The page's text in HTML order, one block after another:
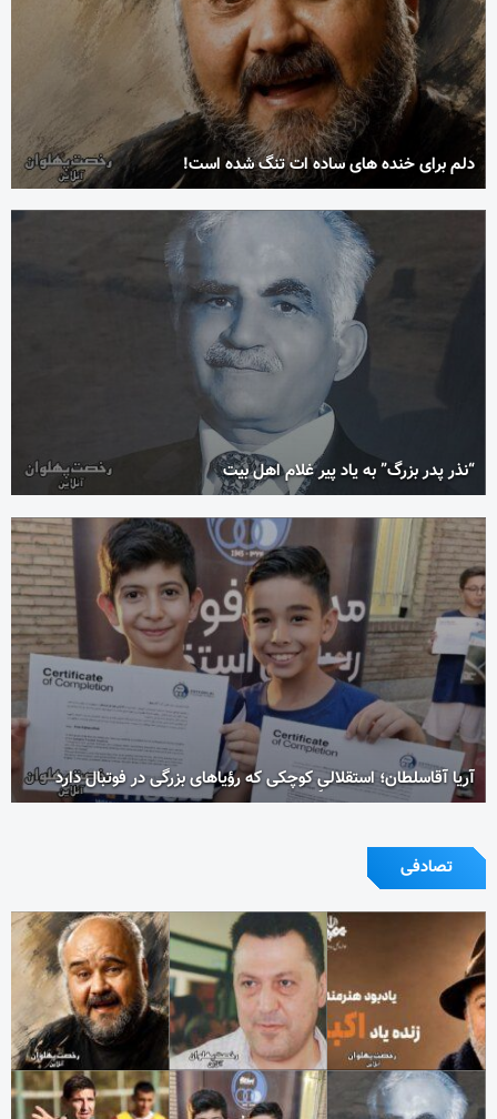
دلم برای خنده های ساده ات تنگ شده است!
“نذر پدر بزرگ” به یاد پیر غلام اهل بیت
آریا آقاسلطان؛ استقلالیِ کوچکی که رؤیاهای بزرگی در فوتبال دارد
تصادفی